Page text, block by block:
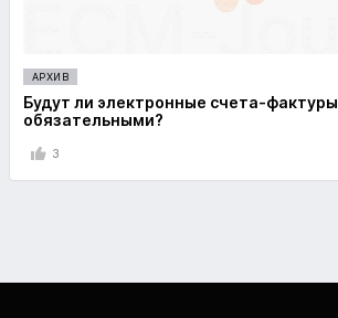
АРХИВ
Будут ли электронные счета-фактуры
обязательными?
3